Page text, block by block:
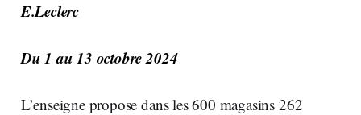
E.Leclerc
Du 1 au 13 octobre 2024
L’enseigne propose dans les 600 magasins 262